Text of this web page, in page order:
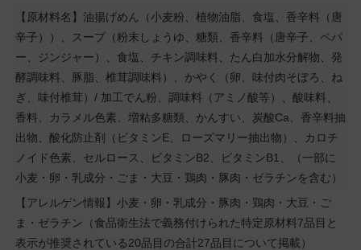
【原材料名】油揚げめん（小麦粉、植物油脂、食塩、香辛料（唐
辛子））、スープ（粉末しょうゆ、糖類、香辛料（唐辛子、ペパ
ー、ジンジャー）、食塩、チキン調味料、たん白加水分解物、発
酵調味料、豚脂、椎茸調味料）、かやく（卵、味付肉そぼろ、ね
ぎ、味付椎茸）/ 加工でん粉、調味料（アミノ酸等）、酸味料、
香料、カラメル色素、増粘多糖類、かんすい、炭酸Ca、香辛料抽
出物、酸化防止剤（ビタミンE、ローズマリー抽出物）、カロチ
ノイド色素、セルロース、ビタミンB2、ビタミンB1、（一部に
小麦・卵・乳成分・ごま・大豆・鶏肉・豚肉・ゼラチンを含む）
【アレルゲン情報】小麦・卵・乳成分・豚肉・鶏肉・大豆・ご
ま・ゼラチン（食品衛生法で義務付けられた特定原材料7品目と
表示が推奨されている20品目の合計27品目について掲載）